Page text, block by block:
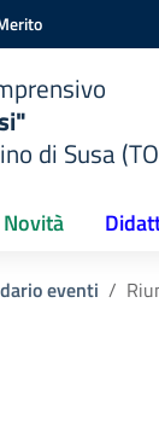
di Susa
Novità
eventi